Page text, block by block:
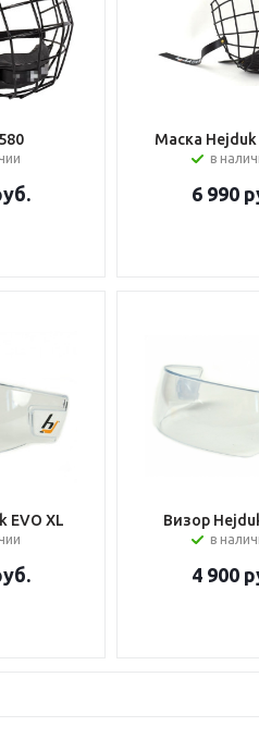
Маска Hejduk
в
6 990
EVO XL Визор
в
4 900